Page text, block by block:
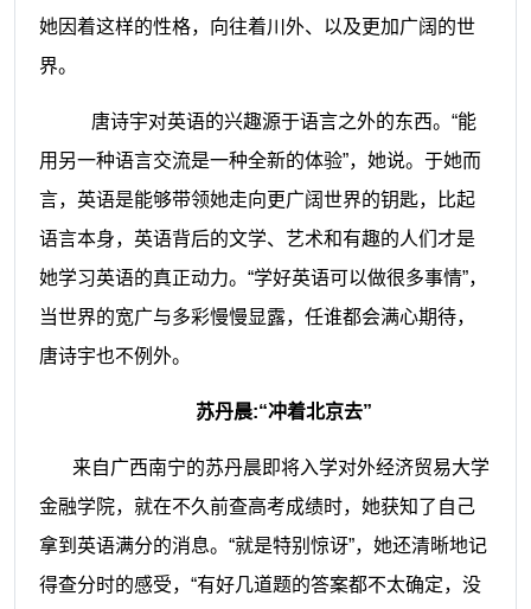
她因着这样的性格，向往着川外、以及更加广阔的世
界。
唐诗宇对英语的兴趣源于语言之外的东西。“能
用另一种语言交流是一种全新的体验”，她说。于她而
言，英语是能够带领她走向更广阔世界的钥匙，比起
语言本身，英语背后的文学、艺术和有趣的人们才是
她学习英语的真正动力。“学好英语可以做很多事情”，
当世界的宽广与多彩慢慢显露，任谁都会满心期待，
唐诗宇也不例外。
苏丹晨:“冲着北京去”
来自广西南宁的苏丹晨即将入学对外经济贸易大学
金融学院，就在不久前查高考成绩时，她获知了自己
拿到英语满分的消息。“就是特别惊讶”，她还清晰地记
得查分时的感受，“有好几道题的答案都不太确定，没